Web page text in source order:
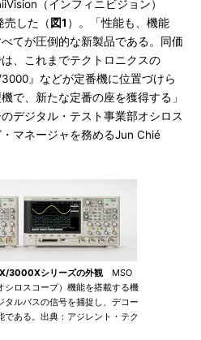
（インフィニビジョン）
売した（ 図1 ）。「性能も、機能
てが圧倒的な新製品である。同価
、これまでテクトロニクスの
』などが定番機に位置づけら
で、新たな定番の座を獲得する」
デジタル・テスト事業部オシロス
マネージャを務めるJun Chié
シリーズの外観 MSO
シロスコープ）機能を搭載する機
タルバスの信号を捕捉し、デコー
である。出典：アジレント・テク